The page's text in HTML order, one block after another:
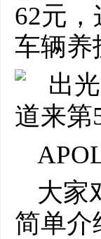
62元
车辆养
大家
简单介